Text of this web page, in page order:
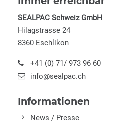
SEALPAC Schweiz GmbH
Hilagstrasse 24
8360 Eschlikon
+41 (0) 71/ 973 96 60
info@sealpac.ch
Informationen
News / Presse